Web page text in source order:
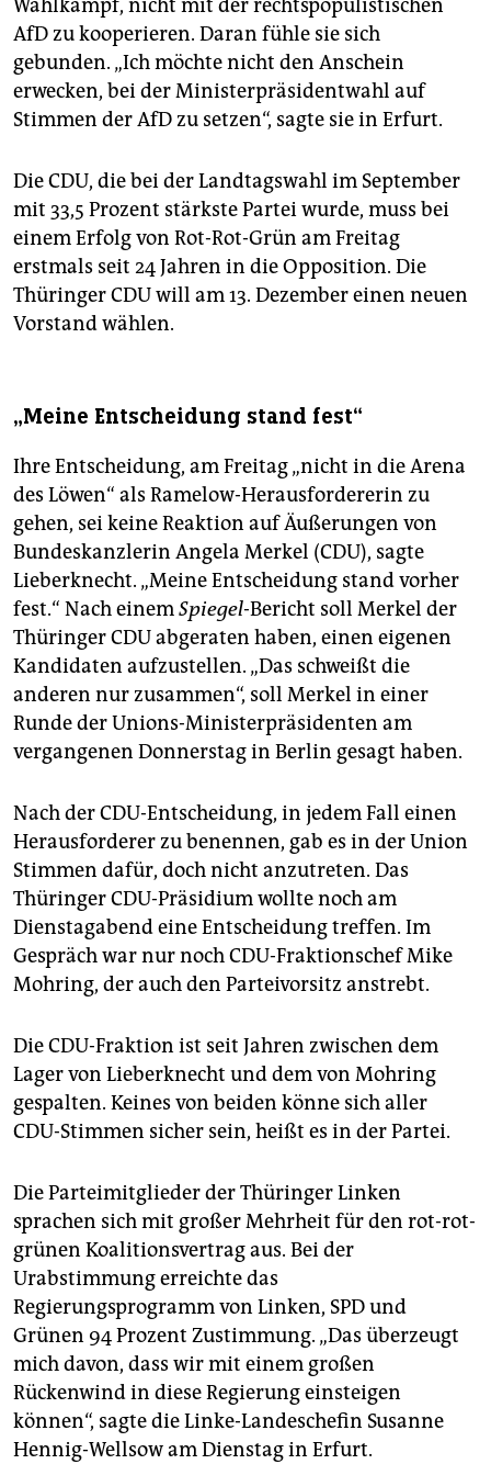
Wahlkampf, nicht mit der rechtspopulistischen
AfD zu kooperieren. Daran fühle sie sich
gebunden. „Ich möchte nicht den Anschein
erwecken, bei der Ministerpräsidentwahl auf
Stimmen der AfD zu setzen“, sagte sie in Erfurt.
Die CDU, die bei der Landtagswahl im September
mit 33,5 Prozent stärkste Partei wurde, muss bei
einem Erfolg von Rot-Rot-Grün am Freitag
erstmals seit 24 Jahren in die Opposition. Die
Thüringer CDU will am 13. Dezember einen neuen
Vorstand wählen.
„Meine Entscheidung stand fest“
Ihre Entscheidung, am Freitag „nicht in die Arena
des Löwen“ als Ramelow-Herausfordererin zu
gehen, sei keine Reaktion auf Äußerungen von
Bundeskanzlerin Angela Merkel (CDU), sagte
Lieberknecht. „Meine Entscheidung stand vorher
fest.“ Nach einemSpiegel-Bericht soll Merkel der
Thüringer CDU abgeraten haben, einen eigenen
Kandidaten aufzustellen. „Das schweißt die
anderen nur zusammen“, soll Merkel in einer
Runde der Unions-Ministerpräsidenten am
vergangenen Donnerstag in Berlin gesagt haben.
Nach der CDU-Entscheidung, in jedem Fall einen
Herausforderer zu benennen, gab es in der Union
Stimmen dafür, doch nicht anzutreten. Das
Thüringer CDU-Präsidium wollte noch am
Dienstagabend eine Entscheidung treffen. Im
Gespräch war nur noch CDU-Fraktionschef Mike
Mohring, der auch den Parteivorsitz anstrebt.
Die CDU-Fraktion ist seit Jahren zwischen dem
Lager von Lieberknecht und dem von Mohring
gespalten. Keines von beiden könne sich aller
CDU-Stimmen sicher sein, heißt es in der Partei.
Die Parteimitglieder der Thüringer Linken
sprachen sich mit großer Mehrheit für den rot-rot-
grünen Koalitionsvertrag aus. Bei der
Urabstimmung erreichte das
Regierungsprogramm von Linken, SPD und
Grünen 94 Prozent Zustimmung. „Das überzeugt
mich davon, dass wir mit einem großen
Rückenwind in diese Regierung einsteigen
können“, sagte die Linke-Landeschefin Susanne
Hennig-Wellsow am Dienstag in Erfurt.